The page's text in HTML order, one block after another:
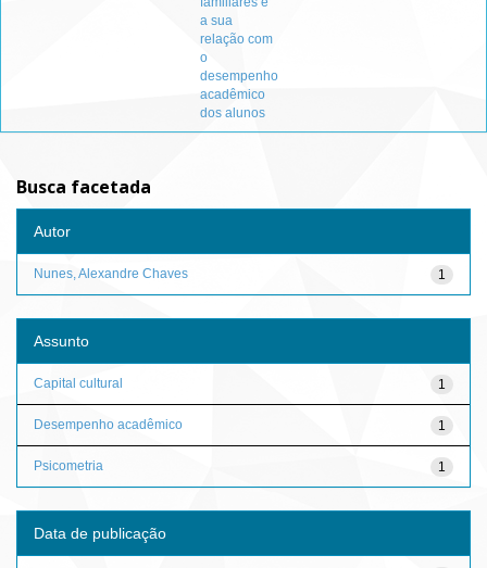
a sua
relação com
o
desempenho
acadêmico
dos alunos
Busca facetada
Autor
1
Nunes, Alexandre Chaves
Assunto
1
Capital cultural
1
Desempenho acadêmico
1
Psicometria
Data de publicação